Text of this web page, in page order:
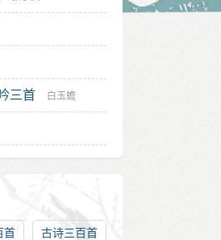
三首 白玉蟾
首 古诗三百首